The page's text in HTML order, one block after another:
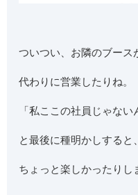
ついつい、お隣のブース
代わりに営業したりね。
「私ここの社員じゃない
と最後に種明かしする
ちょっと楽しかったりし